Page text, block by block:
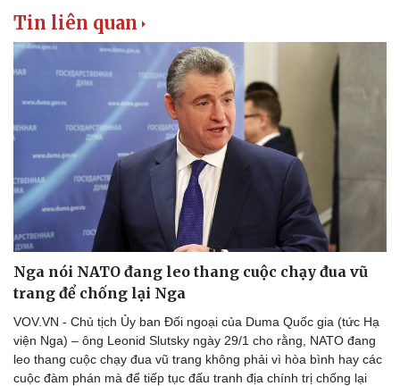
Tin liên quan
Nga nói NATO đang leo thang cuộc chạy đua vũ
trang để chống lại Nga
VOV.VN - Chủ tịch Ủy ban Đối ngoại của Duma Quốc gia (tức Hạ
viện Nga) – ông Leonid Slutsky ngày 29/1 cho rằng, NATO đang
leo thang cuộc chạy đua vũ trang không phải vì hòa bình hay các
cuộc đàm phán mà để tiếp tục đấu tranh địa chính trị chống lại